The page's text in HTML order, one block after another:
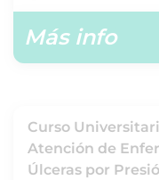
Más info
Curso
Atención de
Úlceras por